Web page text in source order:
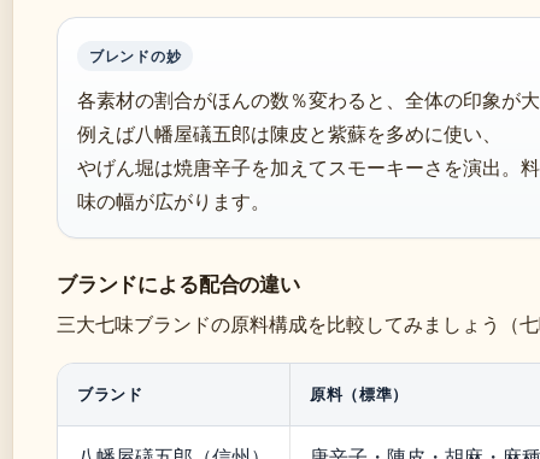
ブレンドの妙
各素材の割合がほんの数％変わると、全体の印象が
例えば八幡屋礒五郎は陳皮と紫蘇を多めに使い、
やげん堀は焼唐辛子を加えてスモーキーさを演出。
味の幅が広がります。
ブランドによる配合の違い
三大七味ブランドの原料構成を比較してみましょう（
ブランド 原料（標準）